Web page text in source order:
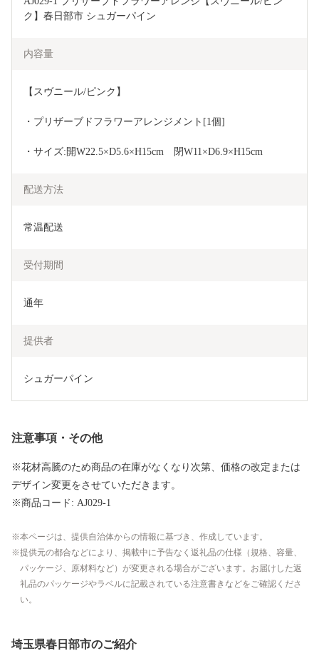
ク】春日部市 シュガーパイン
内容量
【スヴニール/ピンク】
・プリザーブドフラワーアレンジメント[1個]
・サイズ:開W22.5×D5.6×H15cm　閉W11×D6.9×H15cm
配送方法
常温配送
受付期間
通年
提供者
シュガーパイン
注意事項・その他
※花材高騰のため商品の在庫がなくなり次第、価格の改定または
デザイン変更をさせていただきます。
※商品コード: AJ029-1
本ページは、提供自治体からの情報に基づき、作成しています。
提供元の都合などにより、掲載中に予告なく返礼品の仕様（規格、容量、
パッケージ、原材料など）が変更される場合がございます。お届けした返
礼品のパッケージやラベルに記載されている注意書きなどをご確認くださ
い。
埼玉県春日部市のご紹介